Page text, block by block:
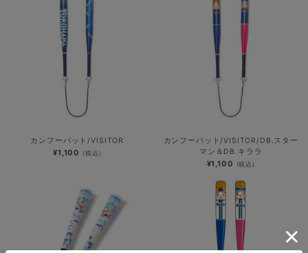
カンフーバット/VISITOR
¥1,100 (税込)
カンフーバット/VISITOR/DB.スター
マン＆DB.キララ
¥1,100 (税込)